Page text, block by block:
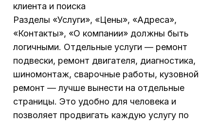
клиента и поиска
Разделы «Услуги», «Цены», «Адреса»,
«Контакты», «О компании» должны быть
логичными. Отдельные услуги — ремонт
подвески, ремонт двигателя, диагностика,
шиномонтаж, сварочные работы, кузовной
ремонт — лучше вынести на отдельные
страницы. Это удобно для человека и
позволяет продвигать каждую услугу по